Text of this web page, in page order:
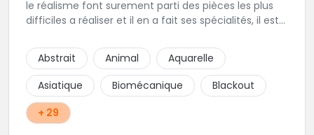
le réalisme font surement parti des pièces les plus
difficiles a réaliser et il en a fait ses spécialités, il est
religieux ou du chicanos. Romain son frère sera vous
combler par sa finesse pour des pièces comme le
mandala, l'ornemental ou la calligraphie pour le
bonheur des futurs tatoués. Il y a aussi Léa, Maureen,
Fat, Tom, Sento, Lily, des artistes hors normes. Il n'y a
qu'à regarder les pièces sélectionnées ici pour
Abstrait Animal
Aquarelle
Asiatique
Biomécanique
Blackout
+ 29